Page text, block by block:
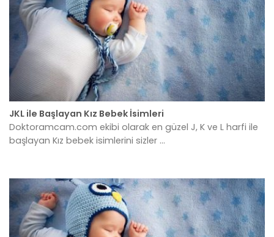
JKL ile Başlayan Kız Bebek İsimleri
Doktoramcam.com ekibi olarak en güzel J, K ve L harfi ile
başlayan Kız bebek isimlerini sizler ...